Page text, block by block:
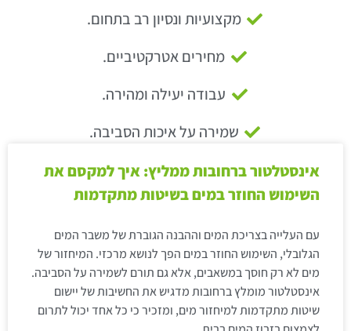
מקצועיות ונסיון רב בתחום.
מחירים אטרקטיביים.
עבודה יעילה ומהירה.
שמירה על איכות הסביבה.
אינסטלטור ברחובות ממליץ: איך למקסם את
השימוש החוזר במים בשיטות מתקדמות
עם העלייה בצריכת המים וההבנה הגוברת של משבר המים
הגלובלי, השימוש החוזר במים הפך לנושא מרכזי. המיחזור של
מים לא רק חוסך במשאבים, אלא גם תורם לשמירה על הסביבה.
אינסטלטור מומלץ ברחובות מדגיש את החשיבות של יישום
שיטות מתקדמות למיחזור מים, ומזכיר כי כל אחד יכול לתרום